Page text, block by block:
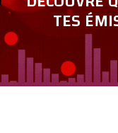
TES